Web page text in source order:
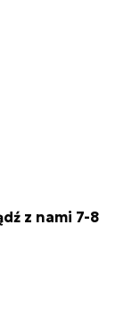
z nami 7-8